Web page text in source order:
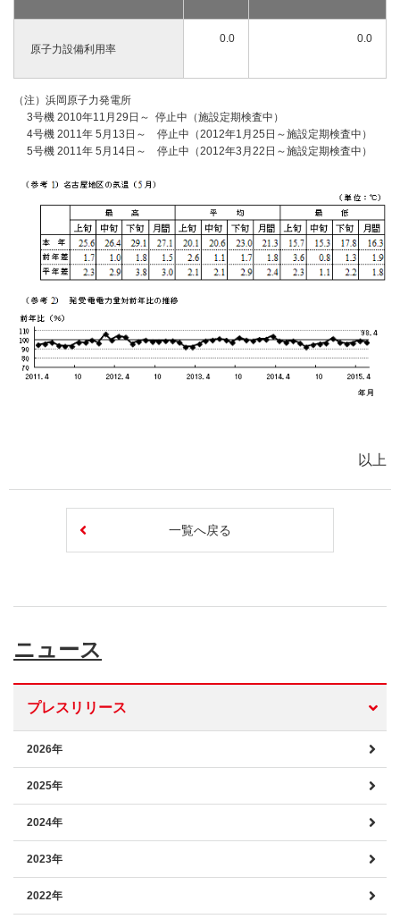
原子力設備利用率
0.0 0.0
（注）浜岡原子力発電所
3号機 2010年11月29日～ 停止中（施設定期検査中）
4号機 2011年 5月13日～ 停止中（2012年1月25日～施設定期検査中）
5号機 2011年 5月14日～ 停止中（2012年3月22日～施設定期検査中）
以上
一覧へ戻る
ニュース
プレスリリース
2026年
2025年
2024年
2023年
2022年